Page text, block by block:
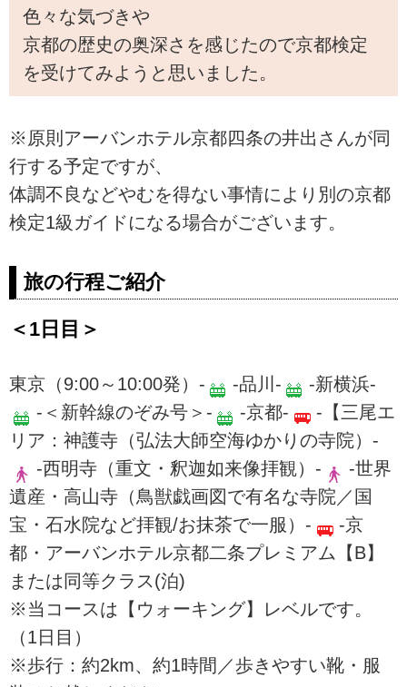
色々な気づきや
京都の歴史の奥深さを感じたので京都検定
を受けてみようと思いました。
※原則アーバンホテル京都四条の井出さんが同
行する予定ですが、
体調不良などやむを得ない事情により別の京都
検定1級ガイドになる場合がございます。
旅の行程ご紹介
＜1日目＞
東京（9:00～10:00発）- -品川-
-新横浜-
-＜新幹線のぞみ号＞-
-京都-
-【三尾エ
リア：神護寺（弘法大師空海ゆかりの寺院）-
-西明寺（重文・釈迦如来像拝観）-
-世界
遺産・高山寺（鳥獣戯画図で有名な寺院／国
宝・石水院など拝観/お抹茶で一服）-
-京
都・アーバンホテル京都二条プレミアム【B】
または同等クラス(泊)
※当コースは【ウォーキング】レベルです。
（1日目）
※歩行：約2km、約1時間／歩きやすい靴・服